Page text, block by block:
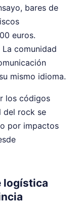
bares de
euros.
comunidad
mismo idioma.
los códigos
del rock se
por impactos
logística